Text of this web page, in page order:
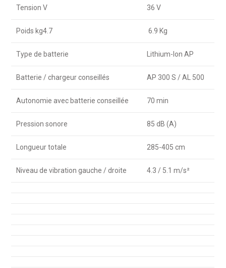
Tension V 36 V
Poids kg4.7 6.9 Kg
Type de batterie Lithium-Ion AP
Batterie / chargeur conseillés AP 300 S / AL 500
Autonomie avec batterie conseillée 70 min
Pression sonore 85 dB (A)
Longueur totale 285-405 cm
Niveau de vibration gauche / droite 4.3 / 5.1 m/s²